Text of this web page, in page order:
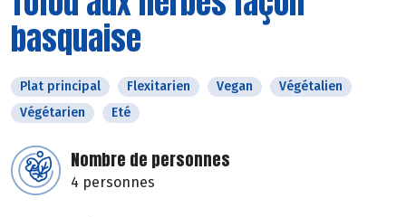
basquaise
Plat principal Flexitarien Vegan
Végétalien
Végétarien
Eté
Nombre de personnes
4 personnes